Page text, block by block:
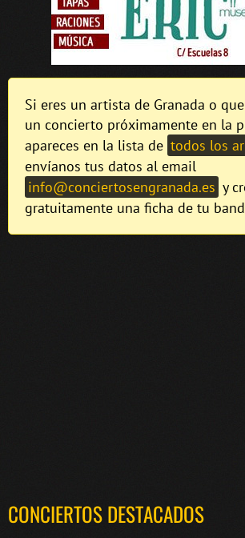
Si eres un artista de Granada o
un concierto próximamente en la
apareces en la lista de todos los
envíanos tus datos al email
info@conciertosengranada.es y
gratuitamente una ficha de tu
CONCIERTOS DESTACADOS